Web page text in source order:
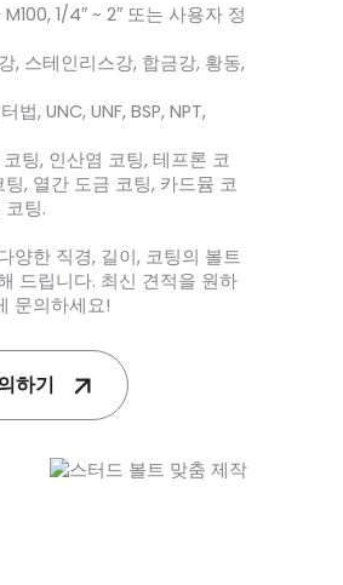
1/4″ ~ 2″ 또는 사용자 정
, 스테인리스강, 합금강, 황동,
법, UNC, UNF, BSP, NPT,
코팅, 인산염 코팅, 테프론 코
팅, 열간 도금 코팅, 카드뮴 코
코팅.
양한 직경, 길이, 코팅의 볼트
드립니다. 최신 견적을 원하
문의하세요!
하기